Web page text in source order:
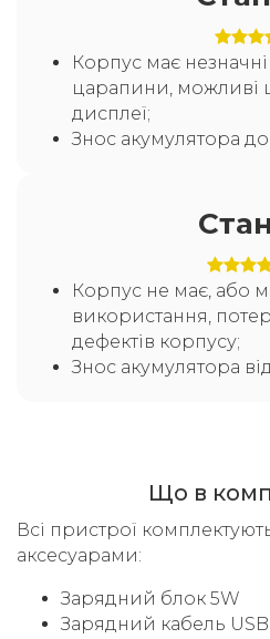
Корпус має незначні
царапини, можливі
дисплеї;
Знос акумулятора до
Корпус не має, або
використання,
дефектів корпусу;
Знос акумулятора
Що в
Всі пристрої
аксесуарами:
Зарядний блок 5W
Зарядний кабель